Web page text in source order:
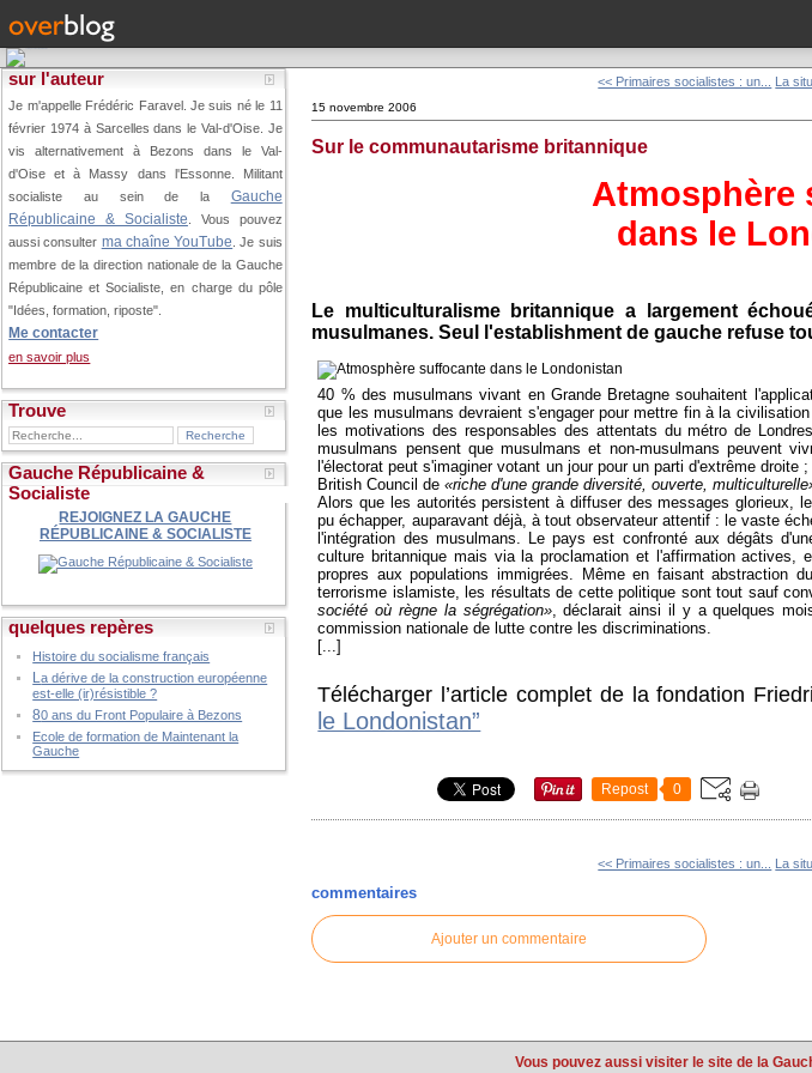
sur l'auteur
Je m'appelle Frédéric Faravel. Je suis né le 11
février 1974 à Sarcelles dans le Val-d'Oise. Je
vis alternativement à Bezons dans le Val-
d'Oise et à Massy dans l'Essonne. Militant
socialiste au sein de la Gauche
Républicaine & Socialiste . Vous pouvez
aussi consulter ma chaîne YouTube . Je suis
membre de la direction nationale de la Gauche
Républicaine et Socialiste, en charge du pôle
"Idées, formation, riposte".
Me contacter
en savoir plus
Trouve
Gauche Républicaine &
Socialiste
REJOIGNEZ LA GAUCHE
RÉPUBLICAINE & SOCIALISTE
quelques repères
Histoire du socialisme français
La dérive de la construction européenne
est-elle (ir)résistible ?
80 ans du Front Populaire à Bezons
Ecole de formation de Maintenant la
Gauche
<< Primaires socialistes : un... La
15 novembre 2006
Sur le communautarisme britannique
Atmosphère
dans le
Le multiculturalisme britannique a largement
musulmanes. Seul l'establishment de gauche refuse
40 % des musulmans vivant en Grande Bretagne souhaitent
que les musulmans devraient s'engager pour mettre fin à la
les motivations des responsables des attentats du métro de
musulmans pensent que musulmans et non-musulmans peuvent
l'électorat peut s'imaginer votant un jour pour un parti d'extrême
British Council de«riche d'une grande diversité, ouverte,
Alors que les autorités persistent à diffuser des messages glorieux,
pu échapper, auparavant déjà, à tout observateur attentif : le vaste
l'intégration des musulmans. Le pays est confronté aux dégâts
culture britannique mais via la proclamation et l'affirmation actives,
propres aux populations immigrées. Même en faisant abstraction
terrorisme islamiste, les résultats de cette politique sont tout sauf
société où règne la ségrégation», déclarait ainsi il y a quelques
commission nationale de lutte contre les discriminations.
[...]
Télécharger l’article complet de la fondation
le Londonistan”
Repost 0
<< Primaires socialistes : un... La
commentaires
Ajouter un commentaire
Vous pouvez aussi visiter le site de la